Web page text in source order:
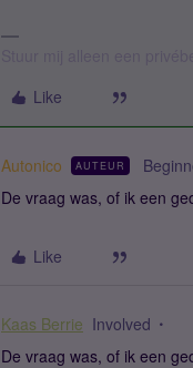
Like
Autonico AUTEUR
De vraag was, of ik een
Like
Kaas Berrie Involved
De vraag was, of ik een